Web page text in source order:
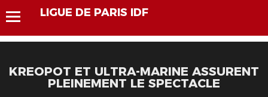
LIGUE DE PARIS IDF
KREOPOT ET ULTRA-MARINE ASSURENT
PLEINEMENT LE SPECTACLE